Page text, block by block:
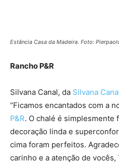
Estância Casa da Madeira. Foto:
Rancho P&R
Silvana Canal, da Silvana
“Ficamos encantados com a
P&R. O chalé é simplesmente
decoração linda e
cima foram perfeitos.
carinho e a atenção de